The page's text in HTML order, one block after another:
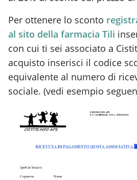
Per ottenere lo sconto
al sito della farmacia Tili
con cui ti sei associato a
acquisto inserisci il codice
equivalente al numero di
sociale. (vedi esempio